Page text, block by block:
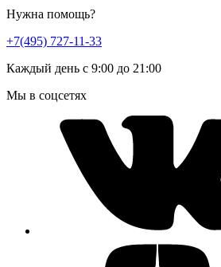
Нужна помощь?
+7(495) 727-11-33
Каждый день с 9:00 до 21:00
Мы в соцсетях